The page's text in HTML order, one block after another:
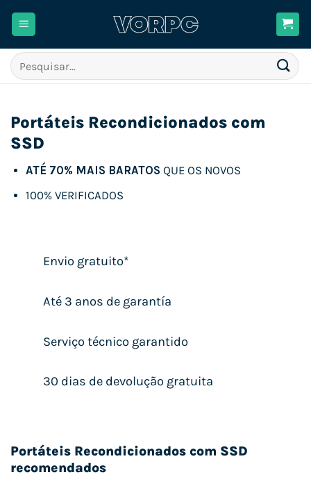
Pesquisar
por:
Portáteis Recondicionados com
SSD
ATÉ 70% MAIS BARATOS QUE OS NOVOS
100% VERIFICADOS
Envio gratuito*
Até 3 anos de garantía
Serviço técnico garantido
30 dias de devolução gratuita
Portáteis Recondicionados com SSD
recomendados